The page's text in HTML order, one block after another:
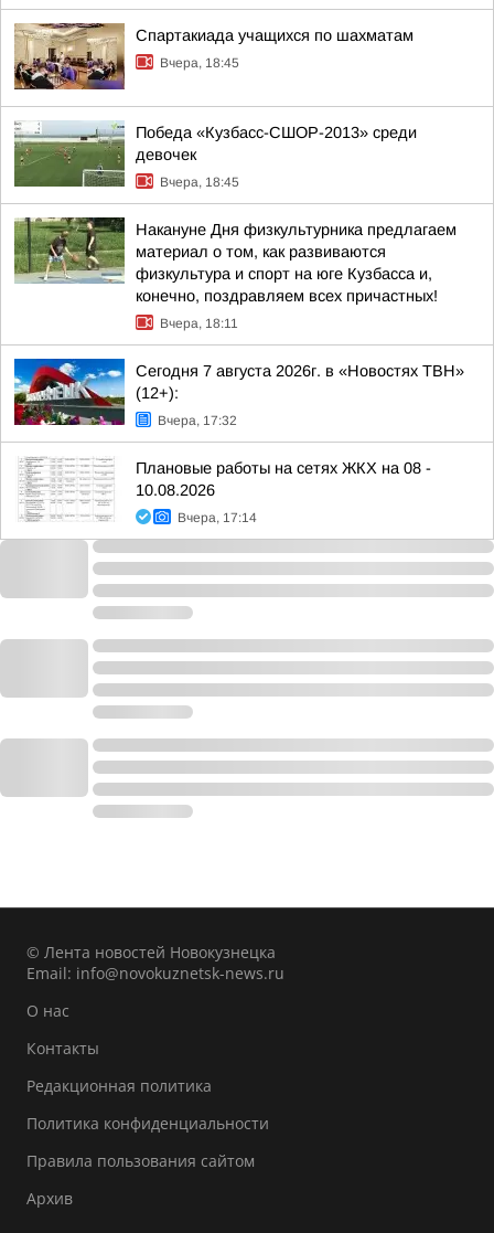
Спартакиада учащихся по шахматам
Вчера, 18:45
Победа «Кузбасс-СШОР-2013» среди
девочек
Вчера, 18:45
Накануне Дня физкультурника предлагаем
материал о том, как развиваются
физкультура и спорт на юге Кузбасса и,
конечно, поздравляем всех причастных!
Вчера, 18:11
Сегодня 7 августа 2026г. в «Новостях ТВН»
(12+):
Вчера, 17:32
Плановые работы на сетях ЖКХ на 08 -
10.08.2026
Вчера, 17:14
© Лента новостей Новокузнецка
Email: info@novokuznetsk-news.ru
О нас
Контакты
Редакционная политика
Политика конфиденциальности
Правила пользования сайтом
Архив